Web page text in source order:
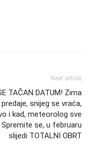
Next article
TAČAN DATUM! Zima
snijeg se vraća,
i kad, meteorolog sve
se, u februaru
slijedi TOTALNI OBRT